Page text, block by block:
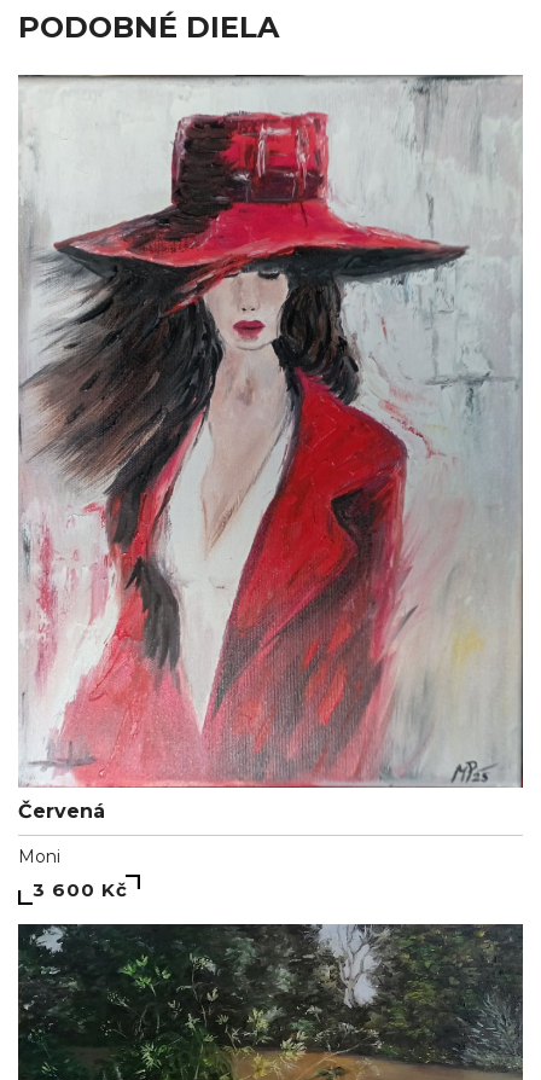
PODOBNÉ DIELA
Červená
Moni
3 600 Kč